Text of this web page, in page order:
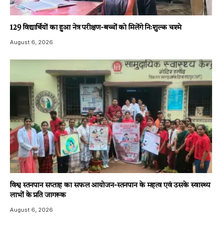
129 विद्यार्थियों का हुआ नेत्र परीक्षण-बच्चों को मिलेंगे निःशुल्क चश्मे
August 6, 2026
विश्व स्तनपान सप्ताह का सफल आयोजन-स्तनपान के महत्व एवं उसके स्वास्थ्य
लाभों के प्रति जागरूक
August 6, 2026